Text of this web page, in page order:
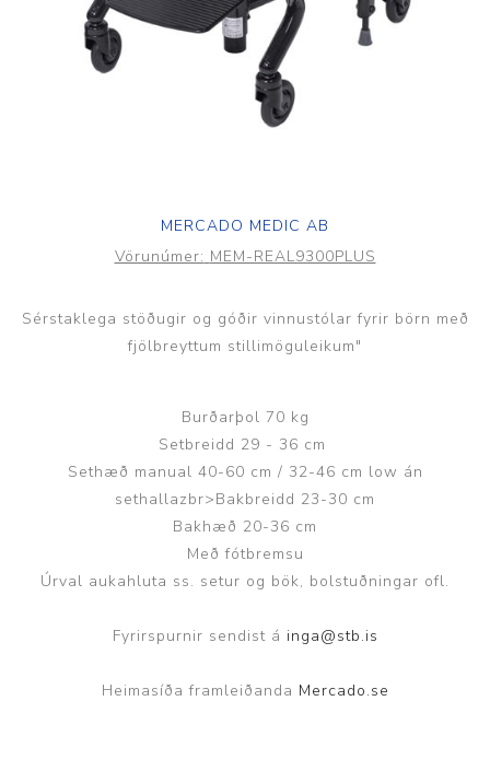
MERCADO MEDIC AB
Vörunúmer: MEM-REAL9300PLUS
Sérstaklega stöðugir og góðir vinnustólar fyrir börn með
fjölbreyttum stillimöguleikum"
Burðarþol 70 kg
Setbreidd 29 - 36 cm
Sethæð manual 40-60 cm / 32-46 cm low án
sethallazbr>Bakbreidd 23-30 cm
Bakhæð 20-36 cm
Með fótbremsu
Úrval aukahluta ss. setur og bök, bolstuðningar ofl.
Fyrirspurnir sendist á inga@stb.is
Heimasíða framleiðanda Mercado.se